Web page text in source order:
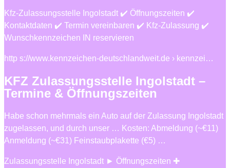
Kfz-Zulassungsstelle Ingolstadt ✔️ Öffnungszeiten ✔️
Kontaktdaten ✔️ Termin vereinbaren ✔️ Kfz-Zulassung ✔️
Wunschkennzeichen IN reservieren
http s://www.kennzeichen-deutschlandweit.de › kennzei…
KFZ Zulassungsstelle Ingolstadt –
Termine & Öffnungszeiten
Habe schon mehrmals ein Auto auf der Zulassung Ingolstadt
zugelassen, und durch unser … Kosten: Abmeldung (~€11)
Anmeldung (~€31) Feinstaubplakette (€5) …
Zulassungsstelle Ingolstadt ► Öffnungszeiten ✚